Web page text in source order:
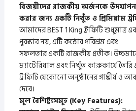
​বিজয়ীদের রাজকীয় অর্জনকে উদযাপন
করার জন্য একটি নিখুঁত ও প্রিমিয়াম
​আমাদের BEST 1 King ট্রফিটি শুধুমাত্র
পুরস্কার নয়, এটি কঠোর পরিশ্রম এবং
সফলতার একটি রাজকীয় প্রতীক।
ম্যাটেরিয়াল এবং নিখুঁত কারুকার্যে তৈরি
ট্রফিটি যেকোনো অনুষ্ঠানের গাম্ভীর্য ও
দেবে।
​মূল বৈশিষ্ট্যসমূহ (Key Features):